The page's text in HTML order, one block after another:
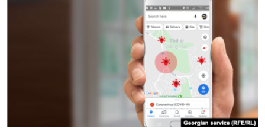
ЭЕ/АРнун бардык сайттары